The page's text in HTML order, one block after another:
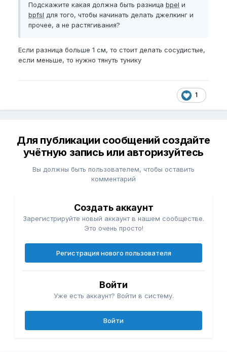
Подскажите какая должна быть разница bpel и
bpfsl для того, чтобы начинать делать джелкинг и
прочее, а не растягивания?
Если разница больше 1 см, то стоит делать сосудистые,
если меньше, то нужно тянуть тунику
1
Для публикации сообщений создайте
учётную запись или авторизуйтесь
Вы должны быть пользователем, чтобы оставить
комментарий
Создать аккаунт
Зарегистрируйте новый аккаунт в нашем сообществе.
Это очень просто!
Регистрация нового пользователя
Войти
Уже есть аккаунт? Войти в систему.
Войти